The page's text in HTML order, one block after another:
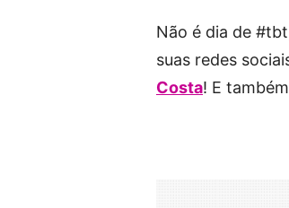
Não é dia de
suas redes
Costa! E